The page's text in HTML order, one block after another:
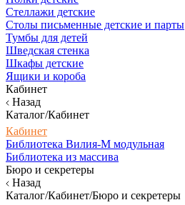
Стеллажи детские
Столы письменные детские и парты
Тумбы для детей
Шведская стенка
Шкафы детские
Ящики и короба
Кабинет
Назад
Каталог/Кабинет
Кабинет
Библиотека Вилия-М модульная
Библиотека из массива
Бюро и секретеры
Назад
Каталог/Кабинет/Бюро и секретеры